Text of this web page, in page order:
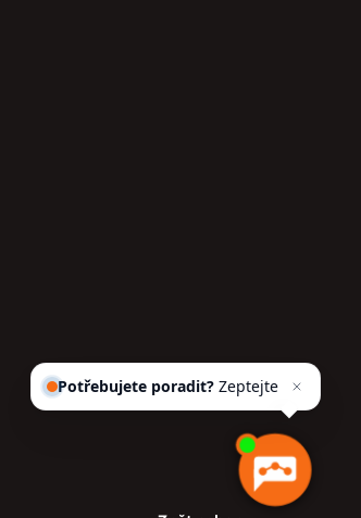
Potřebujete poradit?Zeptejte
se našeho asis